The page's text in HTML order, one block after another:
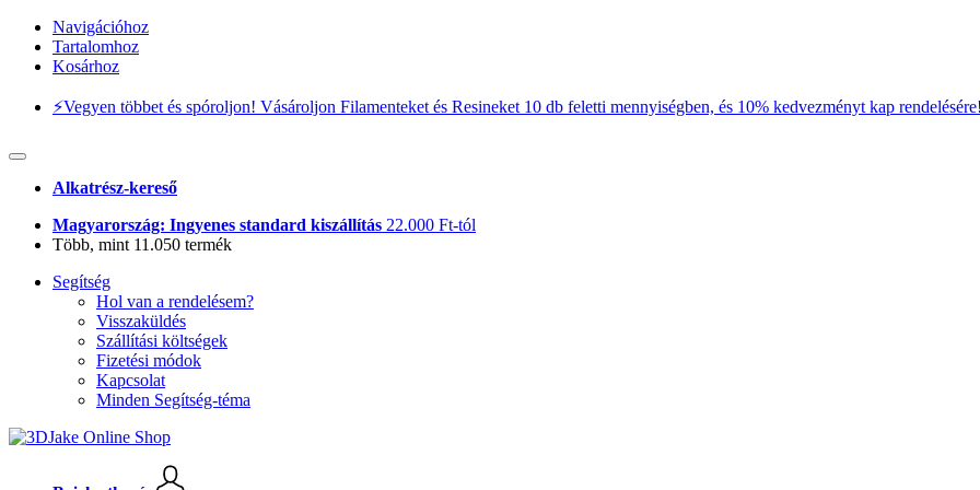
Navigációhoz
Tartalomhoz
Kosárhoz
⚡️Vegyen többet és spóroljon! Vásároljon Filamenteket és Resineket 10 db feletti mennyiségben, és 10% kedvezményt kap
Alkatrész-kereső
Magyarország: Ingyenes standard kiszállítás 22.000 Ft-tól
Több, mint 11.050 termék
Segítség
Hol van a rendelésem?
Visszaküldés
Szállítási költségek
Fizetési módok
Kapcsolat
Minden Segítség-téma